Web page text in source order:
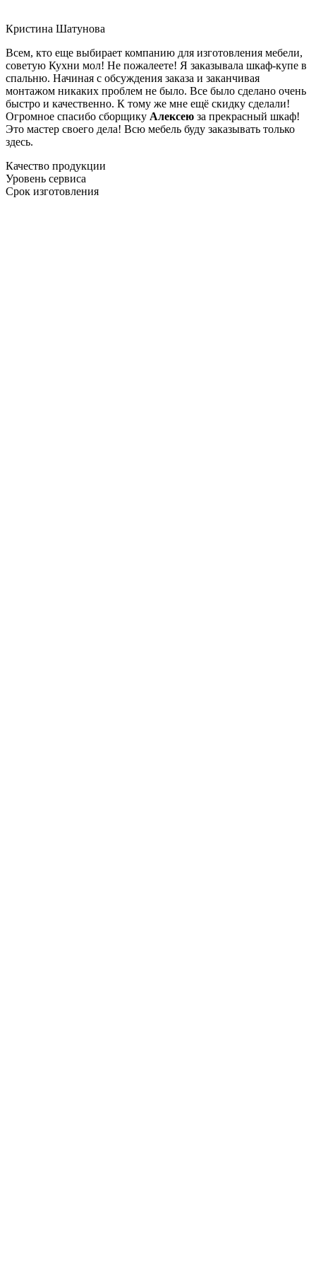
Кристина Шатунова
Всем, кто еще выбирает компанию для изготовления мебели,
советую Кухни мол! Не пожалеете! Я заказывала шкаф-купе в
спальню. Начиная с обсуждения заказа и заканчивая
монтажом никаких проблем не было. Все было сделано очень
быстро и качественно. К тому же мне ещё скидку сделали!
Огромное спасибо сборщику Алексею за прекрасный шкаф!
Это мастер своего дела! Всю мебель буду заказывать только
здесь.
Качество продукции
Уровень сервиса
Срок изготовления